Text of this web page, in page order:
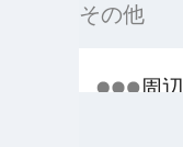
その他
周